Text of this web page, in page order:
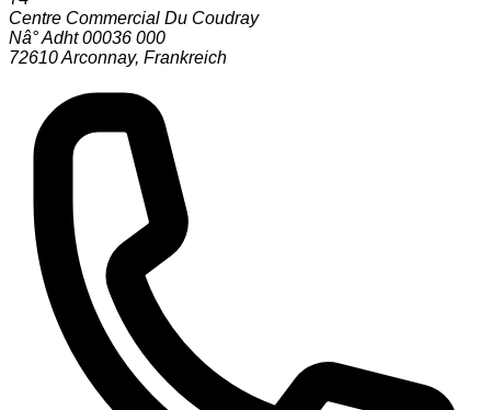
Centre Commercial Du Coudray
Nâ° Adht 00036 000
72610Arconnay, Frankreich